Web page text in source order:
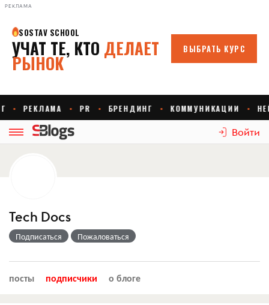
РЕКЛАМА
Войти
Tech Docs
Подписаться Пожаловаться
посты подписчики о блоге